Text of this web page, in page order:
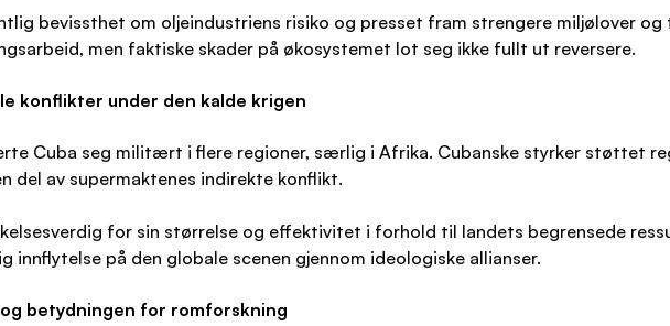
bevissthet om oljeindustriens risiko og presset fram strengere miljølover og
men faktiske skader på økosystemet lot seg ikke fullt ut reversere.
konflikter under den kalde krigen
Cuba seg militært i flere regioner, særlig i Afrika. Cubanske styrker støttet
del av supermaktenes indirekte konflikt.
for sin størrelse og effektivitet i forhold til landets begrensede
innflytelse på den globale scenen gjennom ideologiske allianser.
betydningen for romforskning